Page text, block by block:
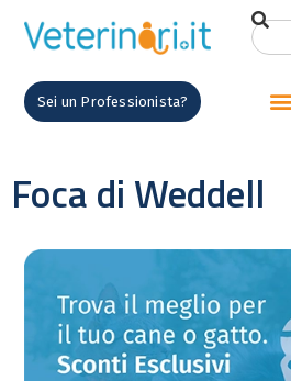
Sei un Professionista?
Foca di Weddell